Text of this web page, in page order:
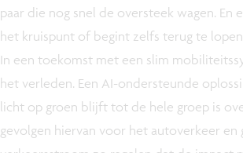
paar die nog snel de oversteek wagen.
het kruispunt of begint zelfs terug te
In een toekomst met een slim
het verleden. Een AI-ondersteunde
licht op groen blijft tot de hele groep is
gevolgen hiervan voor het autoverkeer